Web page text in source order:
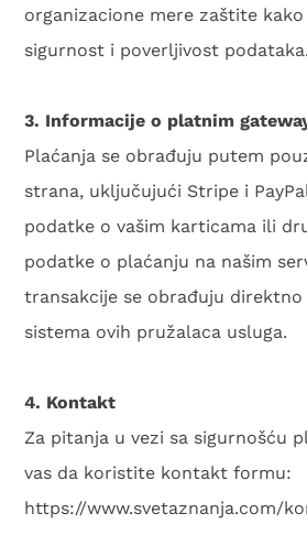
organizacione mere zaštite
sigurnost i poverljivost podataka.
3. Informacije o platnim
Plaćanja se obrađuju putem
strana, uključujući Stripe i
podatke o vašim karticama ili
podatke o plaćanju na našim
transakcije se obrađuju
sistema ovih pružalaca usluga.
4. Kontakt
Za pitanja u vezi sa sigurnošću
vas da koristite kontakt formu:
https://www.svetaznanja.com/